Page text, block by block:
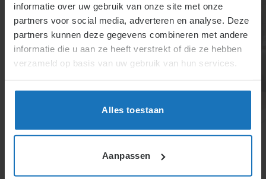
informatie over uw gebruik van onze site met onze
partners voor social media, adverteren en analyse. Deze
partners kunnen deze gegevens combineren met andere
informatie die u aan ze heeft verstrekt of die ze hebben
verzameld op basis van uw gebruik van hun services.
Alles toestaan
Aanpassen
2.2.4.2. Hoogte van het
loon
(dispensatie/suppletie)
zieke werknemer
Tijdens ziektejaren wordt 70% loon doorbetaald. Na
2 jaar kan het loon dalen, met loondispensatie bij
gedeeltelijk bij lager werk.